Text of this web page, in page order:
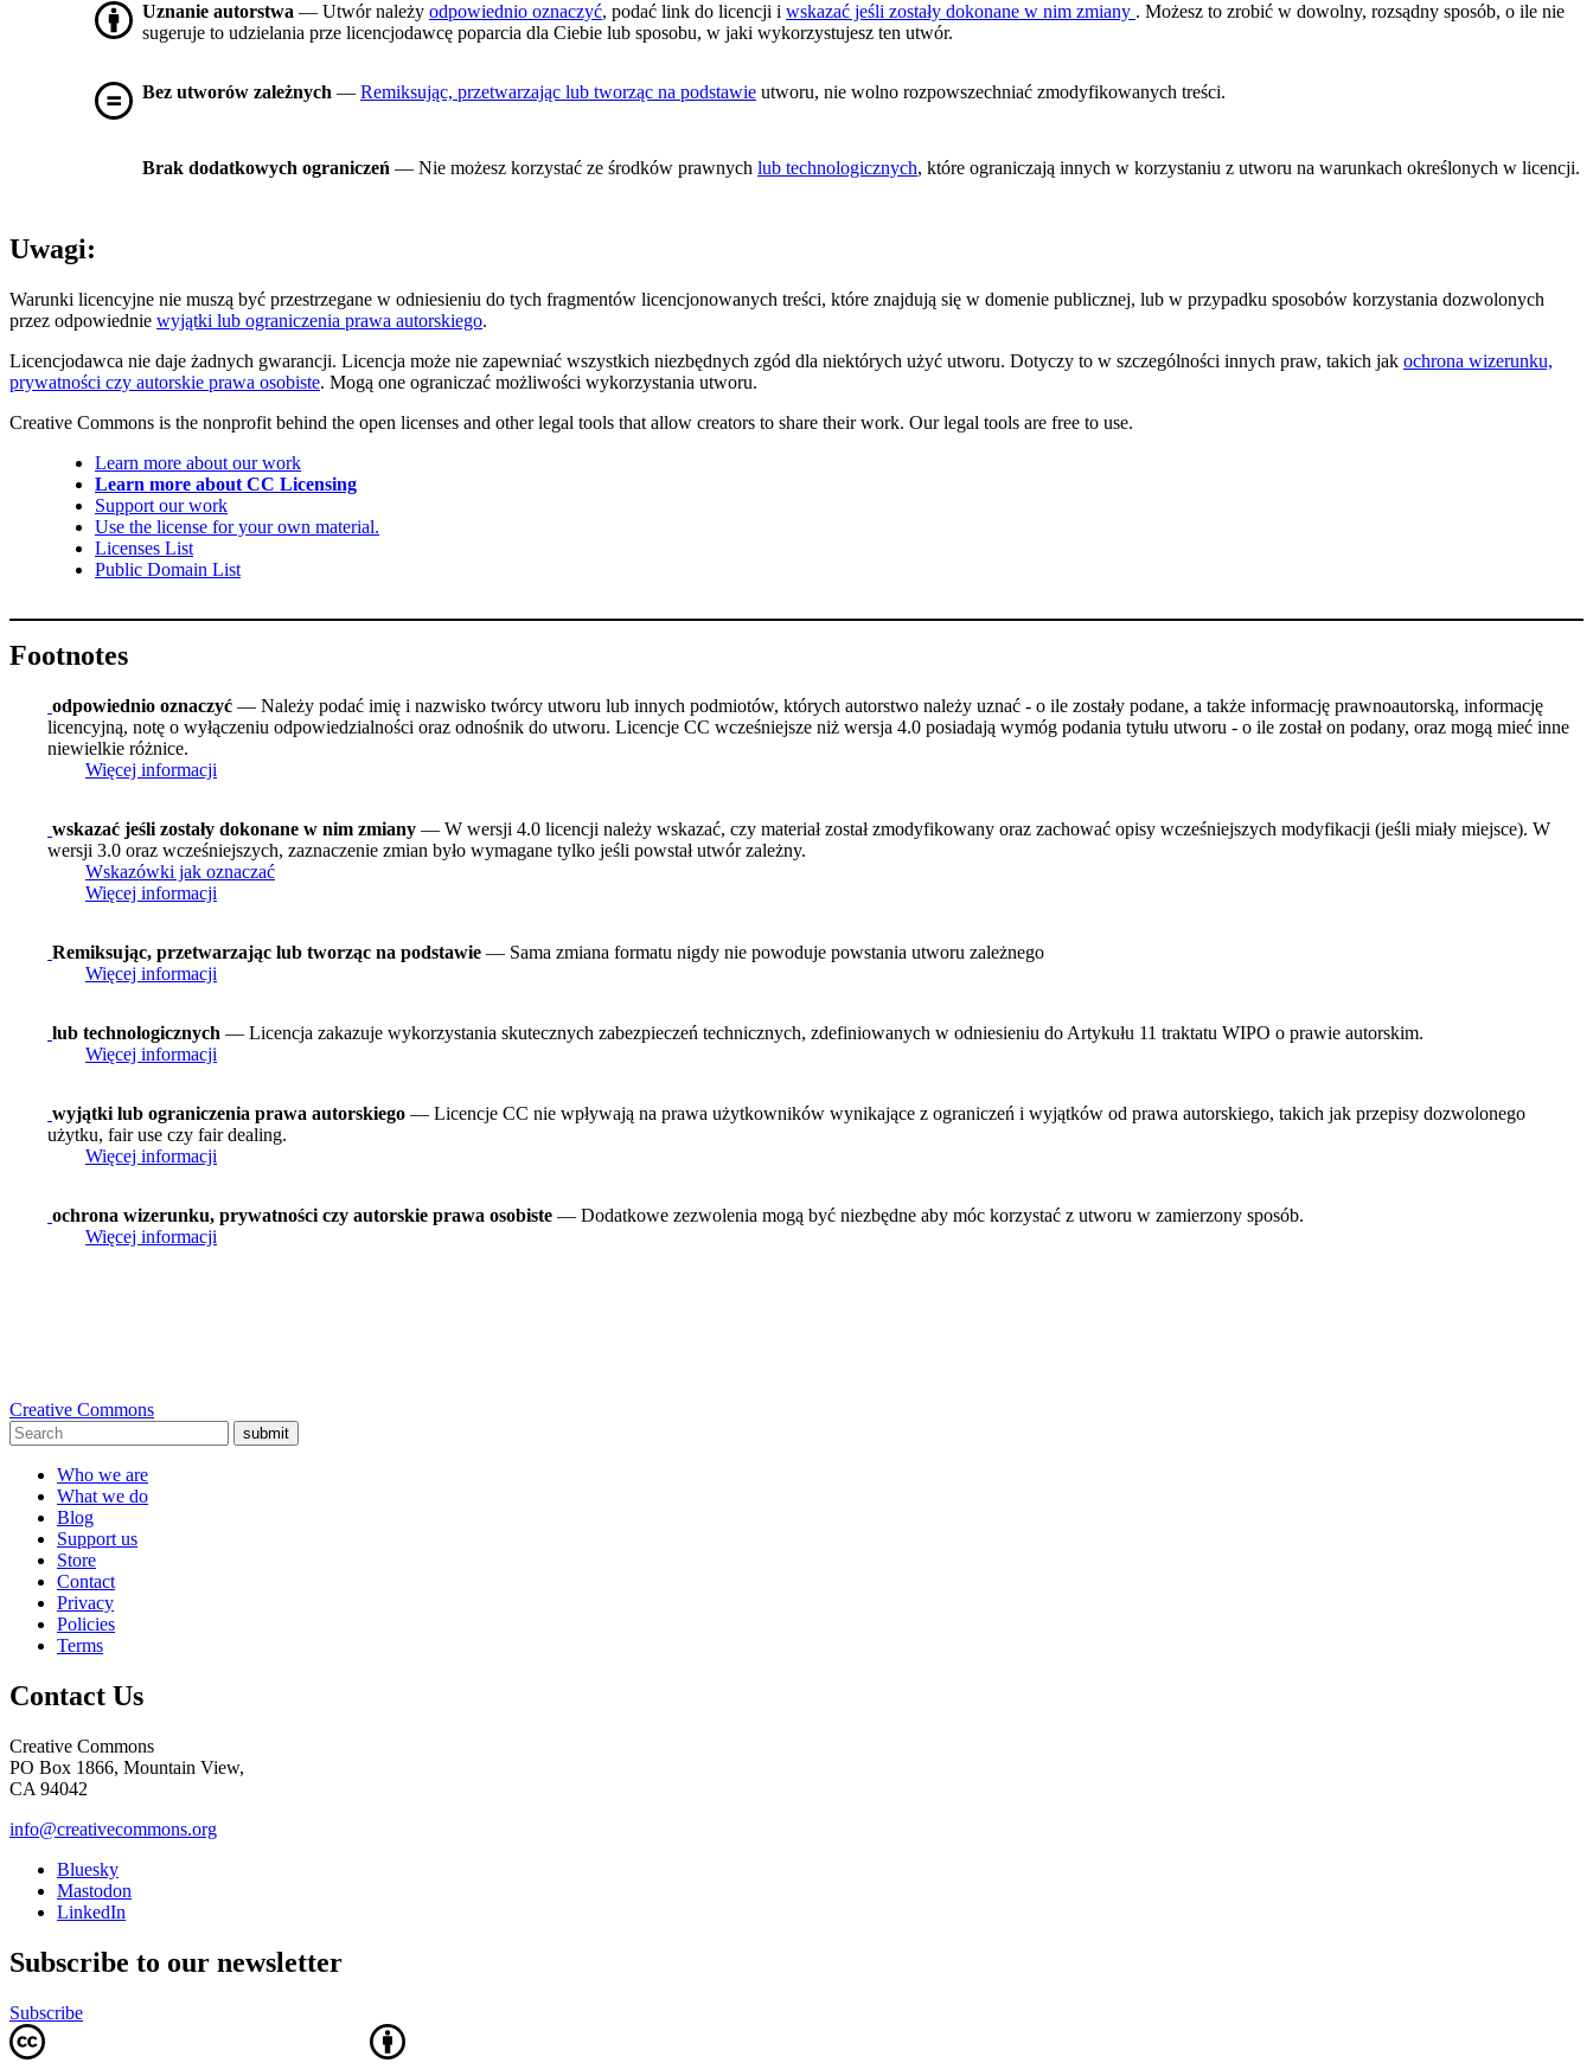
Uznanie autorstwa — Utwór należy odpowiednio oznaczyć, podać link do licencji i wskazać jeśli zostały dokonane w nim zmiany . Możesz to zrobić w dowolny, rozsądny sposób, o ile nie
sugeruje to udzielania prze licencjodawcę poparcia dla Ciebie lub sposobu, w jaki wykorzystujesz ten utwór.
Bez utworów zależnych — Remiksując, przetwarzając lub tworząc na podstawie utworu, nie wolno rozpowszechniać zmodyfikowanych treści.
Brak dodatkowych ograniczeń — Nie możesz korzystać ze środków prawnych lub technologicznych, które ograniczają innych w korzystaniu z utworu na warunkach określonych w licencji.
Uwagi:
Warunki licencyjne nie muszą być przestrzegane w odniesieniu do tych fragmentów licencjonowanych treści, które znajdują się w domenie publicznej, lub w przypadku sposobów korzystania dozwolonych
przez odpowiednie wyjątki lub ograniczenia prawa autorskiego.
Licencjodawca nie daje żadnych gwarancji. Licencja może nie zapewniać wszystkich niezbędnych zgód dla niektórych użyć utworu. Dotyczy to w szczególności innych praw, takich jak ochrona wizerunku,
prywatności czy autorskie prawa osobiste. Mogą one ograniczać możliwości wykorzystania utworu.
Creative Commons is the nonprofit behind the open licenses and other legal tools that allow creators to share their work. Our legal tools are free to use.
Learn more about our work
Learn more about CC Licensing
Support our work
Use the license for your own material.
Licenses List
Public Domain List
Footnotes
odpowiednio oznaczyć — Należy podać imię i nazwisko twórcy utworu lub innych podmiotów, których autorstwo należy uznać - o ile zostały podane, a także informację prawnoautorską, informację
licencyjną, notę o wyłączeniu odpowiedzialności oraz odnośnik do utworu. Licencje CC wcześniejsze niż wersja 4.0 posiadają wymóg podania tytułu utworu - o ile został on podany, oraz mogą mieć inne
niewielkie różnice.
Więcej informacji
wskazać jeśli zostały dokonane w nim zmiany — W wersji 4.0 licencji należy wskazać, czy materiał został zmodyfikowany oraz zachować opisy wcześniejszych modyfikacji (jeśli miały miejsce). W
wersji 3.0 oraz wcześniejszych, zaznaczenie zmian było wymagane tylko jeśli powstał utwór zależny.
Wskazówki jak oznaczać
Więcej informacji
Remiksując, przetwarzając lub tworząc na podstawie — Sama zmiana formatu nigdy nie powoduje powstania utworu zależnego
Więcej informacji
lub technologicznych — Licencja zakazuje wykorzystania skutecznych zabezpieczeń technicznych, zdefiniowanych w odniesieniu do Artykułu 11 traktatu WIPO o prawie autorskim.
Więcej informacji
wyjątki lub ograniczenia prawa autorskiego — Licencje CC nie wpływają na prawa użytkowników wynikające z ograniczeń i wyjątków od prawa autorskiego, takich jak przepisy dozwolonego
użytku, fair use czy fair dealing.
Więcej informacji
ochrona wizerunku, prywatności czy autorskie prawa osobiste — Dodatkowe zezwolenia mogą być niezbędne aby móc korzystać z utworu w zamierzony sposób.
Więcej informacji
Creative Commons
submit
Who we are
What we do
Blog
Support us
Store
Contact
Privacy
Policies
Terms
Contact Us
Creative Commons
PO Box 1866, Mountain View,
CA 94042
info@creativecommons.org
Bluesky
Mastodon
LinkedIn
Subscribe to our newsletter
Subscribe